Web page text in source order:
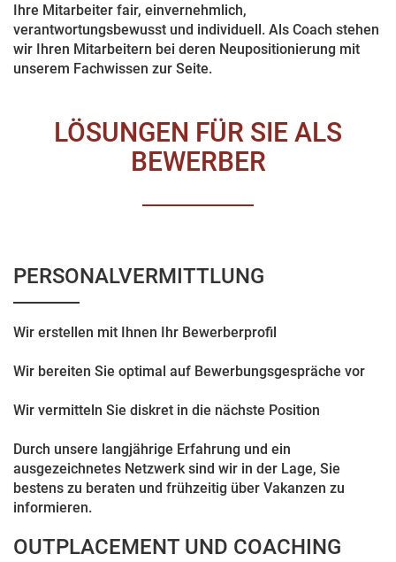
Ihre Mitarbeiter fair, einvernehmlich,
verantwortungsbewusst und individuell. Als Coach stehen
wir Ihren Mitarbeitern bei deren Neupositionierung mit
unserem Fachwissen zur Seite.
LÖSUNGEN FÜR SIE ALS
BEWERBER
PERSONALVERMITTLUNG
Wir erstellen mit Ihnen Ihr Bewerberprofil
Wir bereiten Sie optimal auf Bewerbungsgespräche vor
Wir vermitteln Sie diskret in die nächste Position
Durch unsere langjährige Erfahrung und ein
ausgezeichnetes Netzwerk sind wir in der Lage, Sie
bestens zu beraten und frühzeitig über Vakanzen zu
informieren.
OUTPLACEMENT UND COACHING